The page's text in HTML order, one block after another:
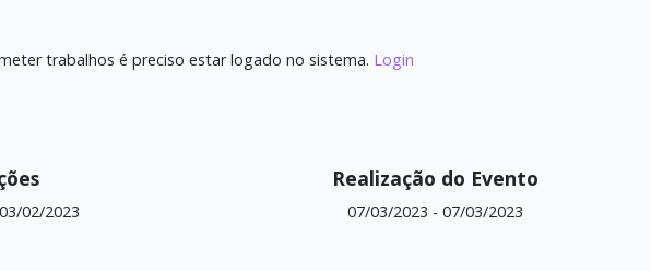
trabalhos é preciso estar logado no sistema. Login
03/02/2023
Realização do Evento
07/03/2023 - 07/03/2023